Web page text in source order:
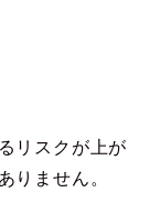
リスクが上が
りません。